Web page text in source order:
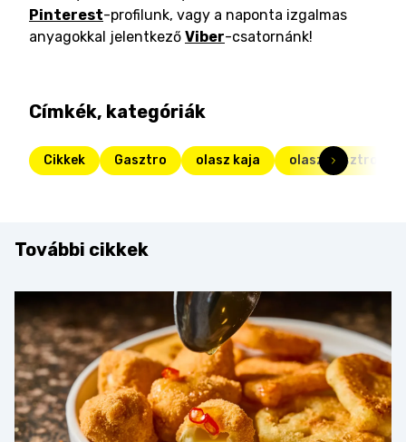
Pinterest-profilunk, vagy a naponta izgalmas
anyagokkal jelentkező Viber-csatornánk!
Címkék, kategóriák
Cikkek Gasztro olasz kaja olasz
További cikkek